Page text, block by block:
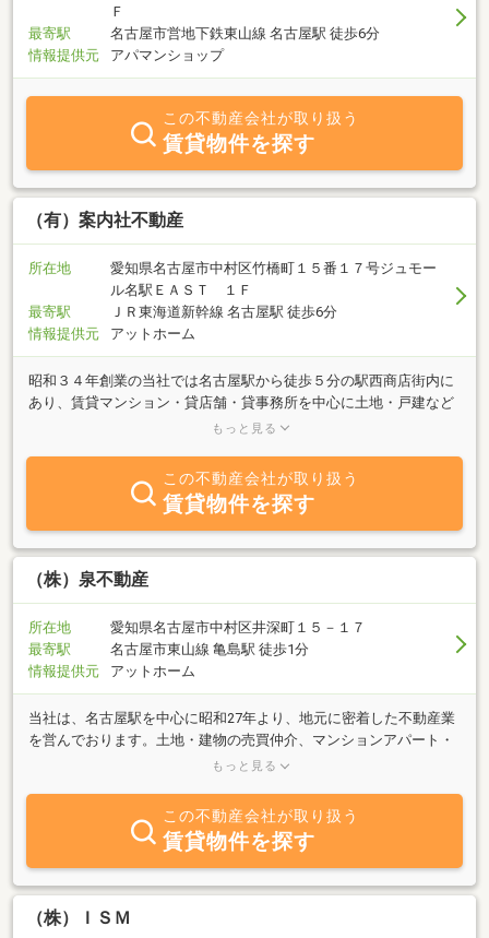
Ｆ
最寄駅
名古屋市営地下鉄東山線 名古屋駅 徒歩6分
情報提供元
アパマンショップ
この不動産会社が取り扱う
賃貸物件を探す
（有）案内社不動産
所在地
愛知県名古屋市中村区竹橋町１５番１７号ジュモー
ル名駅ＥＡＳＴ １Ｆ
最寄駅
ＪＲ東海道新幹線 名古屋駅 徒歩6分
情報提供元
アットホーム
昭和３４年創業の当社では名古屋駅から徒歩５分の駅西商店街内に
あり、賃貸マンション・貸店舗・貸事務所を中心に土地・戸建など
種目を問わず、多数物件取り扱っております。地元密着で活動して
産にご相談ください。当サイトに掲載している物件以外からもお客
様のご希望条件に合った不動産情報をご紹介させていただきます。
お客様に喜んでいただけるよう日々サービス向上を目指しておりま
すので、お気軽にお問い合せ下さいますようスタッフ一同心よりお
待ち致しております。
もっと見る
この不動産会社が取り扱う
賃貸物件を探す
（株）泉不動産
所在地
愛知県名古屋市中村区井深町１５－１７
最寄駅
名古屋市東山線 亀島駅 徒歩1分
情報提供元
アットホーム
当社は、名古屋駅を中心に昭和27年より、地元に密着した不動産業
を営んでおります。土地・建物の売買仲介、マンションアパート・
店舗・駐車場の仲介及び管理をおこなっております。また、長年に
例研究データを基に相談業務をおこなっております。
もっと見る
この不動産会社が取り扱う
賃貸物件を探す
（株）ＩＳＭ